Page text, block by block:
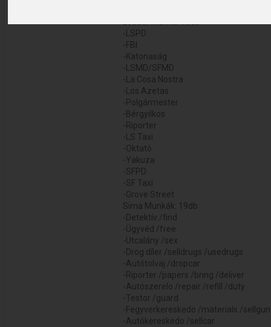
-LSPD
-FBI
-Katonaság
-LSMD/SFMD
-La Cosa Nostra
-Los Azetas
-Polgármester
-Bérgyilkos
-Riporter
-LS Taxi
-Oktató
-Yakuza
-SFPD
-SF Taxi
-Grove Street
Sima Munkák: 19db
-Detektív /find
-Ügyvéd /free
-Utcalány /sex
-Drog díler /selldrugs /usedrugs
-Autótolvaj /dropcar
-Riporter /papers /bring /deliver
-Autószerelo /repair /refill /duty
-Testor /guard
-Fegyverkereskedo /materials /sellgun
-Autókereskedo /sellcar